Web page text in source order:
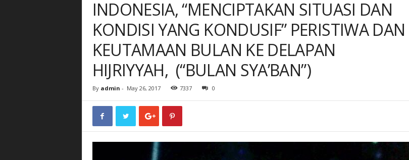
INDONESIA, “MENCIPTAKAN SITUASI DAN
KONDISI YANG KONDUSIF” PERISTIWA DAN
KEUTAMAAN BULAN KE DELAPAN
HIJRIYYAH, (“BULAN SYA’BAN”)
By admin - May 26, 2017 7337 0